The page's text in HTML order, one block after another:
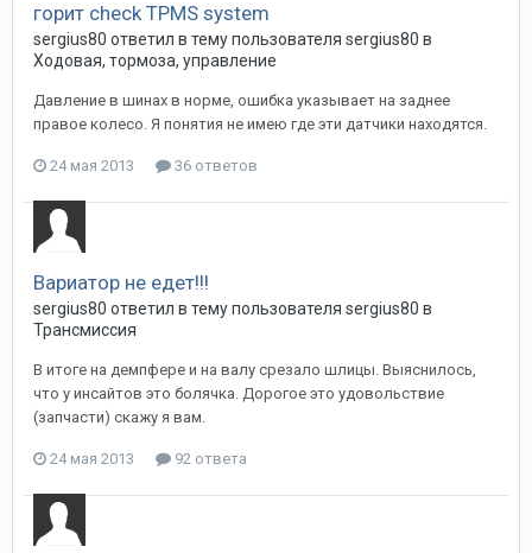
горит check TPMS system
sergius80 ответил в тему пользователя sergius80 в
Ходовая, тормоза, управление
Давление в шинах в норме, ошибка указывает на заднее
правое колесо. Я понятия не имею где эти датчики находятся.
24 мая 2013 36 ответов
Вариатор не едет!!!
sergius80 ответил в тему пользователя sergius80 в
Трансмиссия
В итоге на демпфере и на валу срезало шлицы. Выяснилось,
что у инсайтов это болячка. Дорогое это удовольствие
(запчасти) скажу я вам.
24 мая 2013 92 ответа